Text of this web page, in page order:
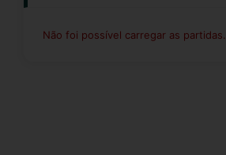
Não foi possível carregar as partidas.